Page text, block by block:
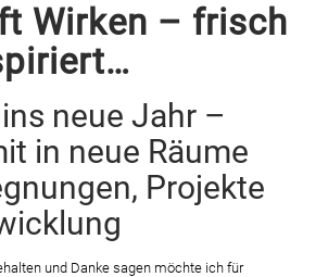
Wirken – frisch
neue Jahr –
in neue Räume
Projekte
und Danke sagen möchte ich für